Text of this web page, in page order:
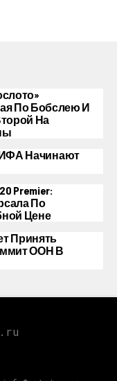
По Бобслею И
На
Начинают
Premier:
По
Цене
Принять
ООН В